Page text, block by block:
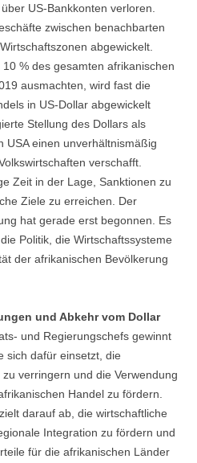
US-Bankkonten verloren.
zwischen benachbarten
abgewickelt.
% des gesamten afrikanischen
ausmachten, wird fast die
in US-Dollar abgewickelt
Stellung des Dollars als
USA einen unverhältnismäßig
verschafft.
Zeit in der Lage, Sanktionen zu
Ziele zu erreichen. Der
hat gerade erst begonnen. Es
Politik, die Wirtschaftssysteme
der afrikanischen Bevölkerung
und Abkehr vom Dollar
und Regierungschefs gewinnt
sich dafür einsetzt, die
verringern und die Verwendung
Handel zu fördern.
darauf ab, die wirtschaftliche
Integration zu fördern und
für die afrikanischen Länder